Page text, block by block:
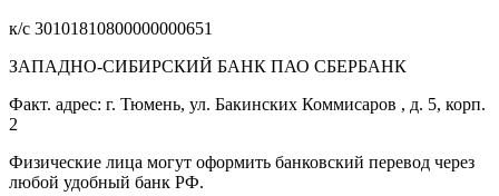
к/с 30101810800000000651
ЗАПАДНО-СИБИРСКИЙ БАНК ПАО СБЕРБАНК
Факт. адрес: г. Тюмень, ул. Бакинских Коммисаров , д. 5, корп.
2
Физические лица могут оформить банковский перевод через
любой удобный банк РФ.